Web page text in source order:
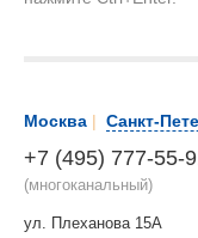
Москва | Санкт-
+7 (495) 777-55-
(многоканальный)
ул. Плеханова 15А